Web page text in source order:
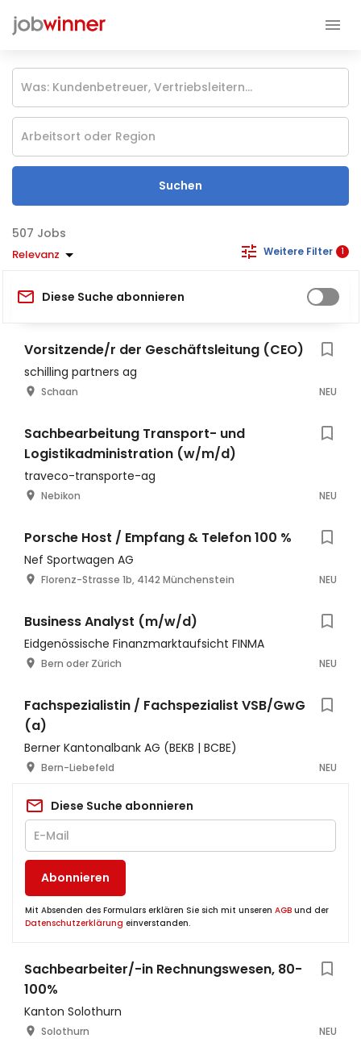
Suchen
Jobs
Relevanz Weitere Filter 1
Diese Suche abonnieren
Vorsitzende/r der Geschäftsleitung (CEO)
schilling partners ag
Schaan NEU
Sachbearbeitung Transport- und
Logistikadministration (w/m/d)
traveco-transporte-ag
Nebikon NEU
Porsche Host / Empfang & Telefon 100 %
Nef Sportwagen AG
Florenz-Strasse 1b, 4142 Münchenstein NEU
Business Analyst (m/w/d)
Eidgenössische Finanzmarktaufsicht FINMA
Bern oder Zürich NEU
Fachspezialistin / Fachspezialist VSB/GwG
(a)
Berner Kantonalbank AG (BEKB | BCBE)
Bern-Liebefeld NEU
Diese Suche abonnieren
Abonnieren
Mit Absenden des Formulars erklären Sie sich mit unseren AGB und der
Datenschutzerklärung einverstanden.
Sachbearbeiter/-in Rechnungswesen, 80-
100%
Kanton Solothurn
Solothurn NEU